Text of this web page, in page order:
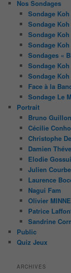
Nos Sondages
Sondage
Sondage
Sondage
Sondage
Sondages «
Sondage
Sondage Koh
Face à la
Sondage Le
Portrait
Bruno Guillon
Cécilie
Christophe
Damien
Elodie
Julien
Laurence
Nagui Fam
Olivier MINNE
Patrice
Sandrine
Public
Quiz Jeux
ARCHIVES